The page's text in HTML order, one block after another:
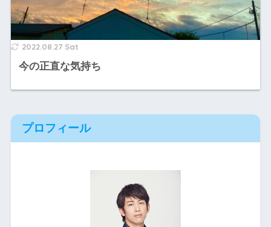
2022.08.27 Sat
今の正直な気持ち
プロフィール